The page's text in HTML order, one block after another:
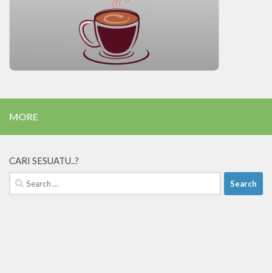
MORE
CARI SESUATU..?
Search
for: